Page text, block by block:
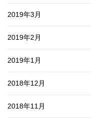
2019年3月
2019年2月
2019年1月
2018年12月
2018年11月